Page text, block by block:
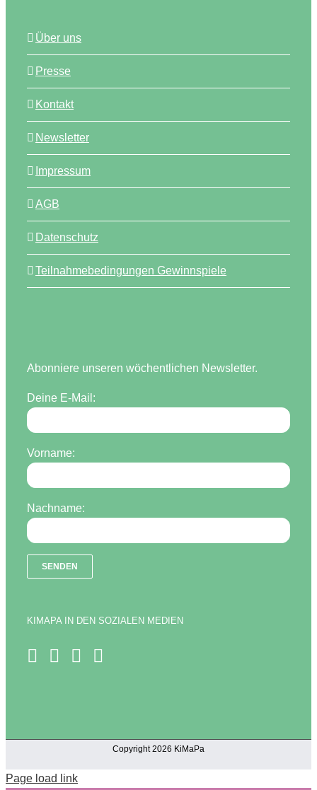
Über uns
Presse
Kontakt
Newsletter
Impressum
AGB
Datenschutz
Teilnahmebedingungen Gewinnspiele
Abonniere unseren wöchentlichen Newsletter.
Deine E-Mail:
Vorname:
Nachname:
KIMAPA IN DEN SOZIALEN MEDIEN
Copyright 2026 KiMaPa
Page load link